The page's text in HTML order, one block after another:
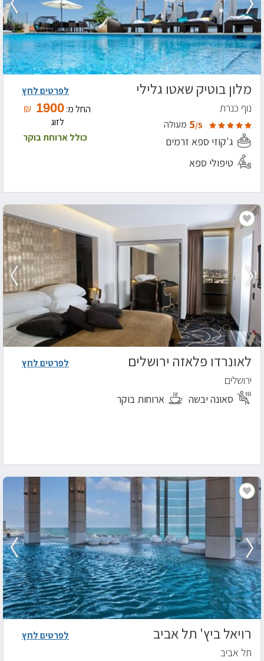
מלון בוטיק שאטו גלילי
נוף כנרת
5/5 מעולה
ג'קוזי ספא זרמים
טיפולי ספא
החל מ:1900
₪
לזוג
כולל ארוחת בוקר
לפרטים לחץ
לאונרדו פלאזה ירושלים
ירושלים
סאונה יבשה
ארוחות בוקר
לפרטים לחץ
רויאל ביץ' תל אביב
תל אביב
לפרטים לחץ